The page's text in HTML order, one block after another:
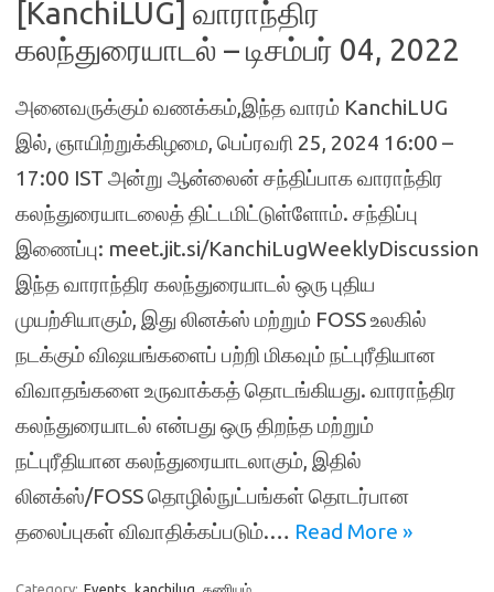
[KanchiLUG] வாராந்திர
கலந்துரையாடல் – டிசம்பர் 04, 2022
அனைவருக்கும் வணக்கம்,இந்த வாரம் KanchiLUG
இல், ஞாயிற்றுக்கிழமை, பெப்ரவரி 25, 2024 16:00 –
17:00 IST அன்று ஆன்லைன் சந்திப்பாக வாராந்திர
கலந்துரையாடலைத் திட்டமிட்டுள்ளோம். சந்திப்பு
இணைப்பு: meet.jit.si/KanchiLugWeeklyDiscussion
இந்த வாராந்திர கலந்துரையாடல் ஒரு புதிய
முயற்சியாகும், இது லினக்ஸ் மற்றும் FOSS உலகில்
நடக்கும் விஷயங்களைப் பற்றி மிகவும் நட்புரீதியான
விவாதங்களை உருவாக்கத் தொடங்கியது. வாராந்திர
கலந்துரையாடல் என்பது ஒரு திறந்த மற்றும்
நட்புரீதியான கலந்துரையாடலாகும், இதில்
லினக்ஸ்/FOSS தொழில்நுட்பங்கள் தொடர்பான
தலைப்புகள் விவாதிக்கப்படும்.… Read More »
Category: Events kanchilug கணியம்